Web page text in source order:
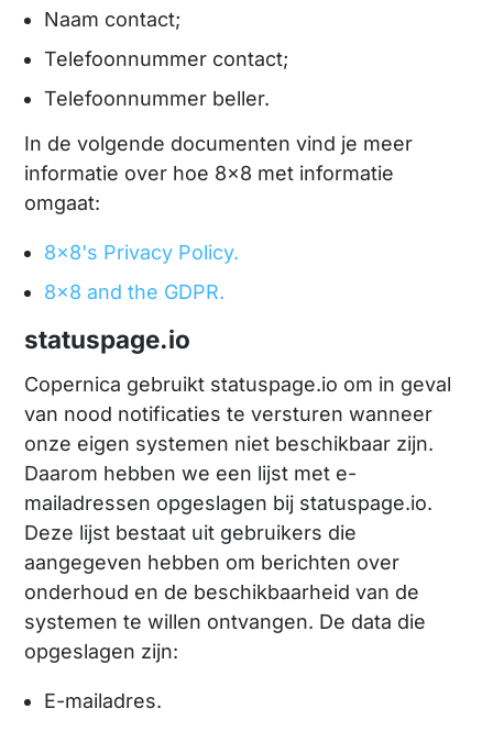
Naam contact;
Telefoonnummer contact;
Telefoonnummer beller.
In de volgende documenten vind je meer
informatie over hoe 8x8 met informatie
omgaat:
8x8's Privacy Policy.
8x8 and the GDPR.
statuspage.io
Copernica gebruikt statuspage.io om in geval
van nood notificaties te versturen wanneer
onze eigen systemen niet beschikbaar zijn.
Daarom hebben we een lijst met e-
mailadressen opgeslagen bij statuspage.io.
Deze lijst bestaat uit gebruikers die
aangegeven hebben om berichten over
onderhoud en de beschikbaarheid van de
systemen te willen ontvangen. De data die
opgeslagen zijn:
E-mailadres.